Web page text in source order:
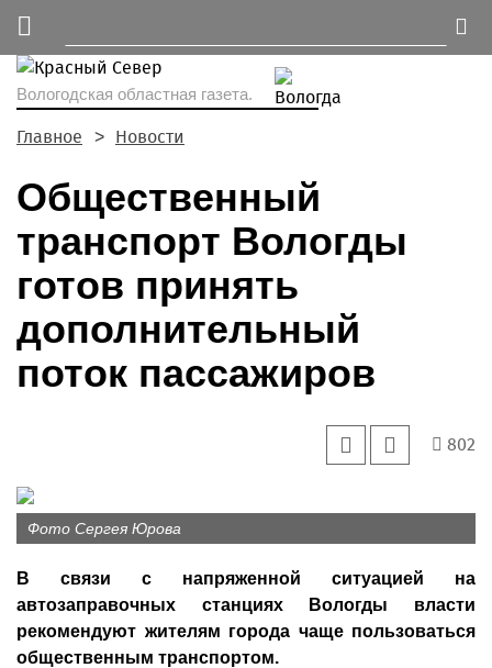
Вологодская областная газета.
Главное Новости
Общественный
транспорт Вологды
готов принять
дополнительный
поток пассажиров
802
Фото Сергея Юрова
В связи с напряженной ситуацией на
автозаправочных станциях Вологды власти
рекомендуют жителям города чаще пользоваться
общественным транспортом.